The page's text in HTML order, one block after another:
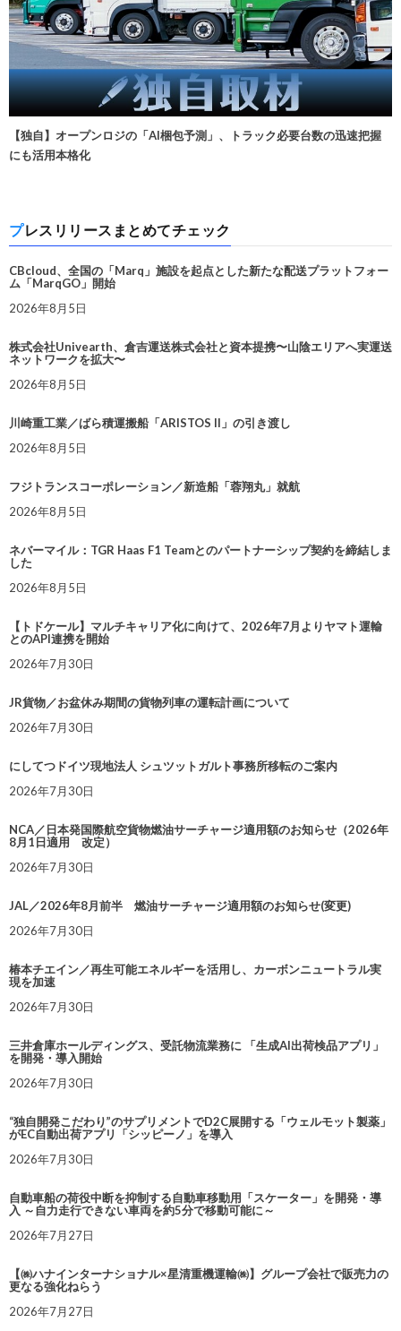
【独自】オープンロジの「AI梱包予測」、トラック必要台数の迅速把握
にも活用本格化
プレスリリースまとめてチェック
CBcloud、全国の「Marq」施設を起点とした新たな配送プラットフォー
ム「MarqGO」開始
2026年8月5日
株式会社Univearth、倉吉運送株式会社と資本提携〜山陰エリアへ実運送
ネットワークを拡大〜
2026年8月5日
川崎重工業／ばら積運搬船「ARISTOS II」の引き渡し
2026年8月5日
フジトランスコーポレーション／新造船「蓉翔丸」就航
2026年8月5日
ネバーマイル：TGR Haas F1 Teamとのパートナーシップ契約を締結しま
した
2026年8月5日
【トドケール】マルチキャリア化に向けて、2026年7月よりヤマト運輸
とのAPI連携を開始
2026年7月30日
JR貨物／お盆休み期間の貨物列車の運転計画について
2026年7月30日
にしてつドイツ現地法人 シュツットガルト事務所移転のご案内
2026年7月30日
NCA／日本発国際航空貨物燃油サーチャージ適用額のお知らせ（2026年
8月1日適用 改定）
2026年7月30日
JAL／2026年8月前半 燃油サーチャージ適用額のお知らせ(変更)
2026年7月30日
椿本チエイン／再生可能エネルギーを活用し、カーボンニュートラル実
現を加速
2026年7月30日
三井倉庫ホールディングス、受託物流業務に 「生成AI出荷検品アプリ」
を開発・導入開始
2026年7月30日
“独自開発こだわり”のサプリメントでD2C展開する「ウェルモット製薬」
がEC自動出荷アプリ「シッピーノ」を導入
2026年7月30日
自動車船の荷役中断を抑制する自動車移動用「スケーター」を開発・導
入 ～自力走行できない車両を約5分で移動可能に～
2026年7月27日
【㈱ハナインターナショナル×星清重機運輸㈱】グループ会社で販売力の
更なる強化ねらう
2026年7月27日